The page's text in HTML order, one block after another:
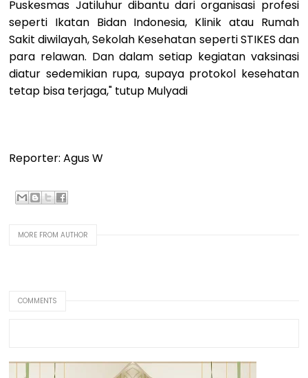
Puskesmas Jatiluhur dibantu dari organisasi profesi
seperti Ikatan Bidan Indonesia, Klinik atau Rumah
Sakit diwilayah, Sekolah Kesehatan seperti STIKES dan
para relawan. Dan dalam setiap kegiatan vaksinasi
diatur sedemikian rupa, supaya protokol kesehatan
tetap bisa terjaga," tutup Mulyadi
Reporter: Agus W
MORE FROM AUTHOR
COMMENTS